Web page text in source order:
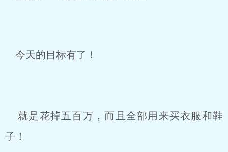
今天的目标有了！
就是花掉五百万，而且全部用来买衣服和鞋
子！